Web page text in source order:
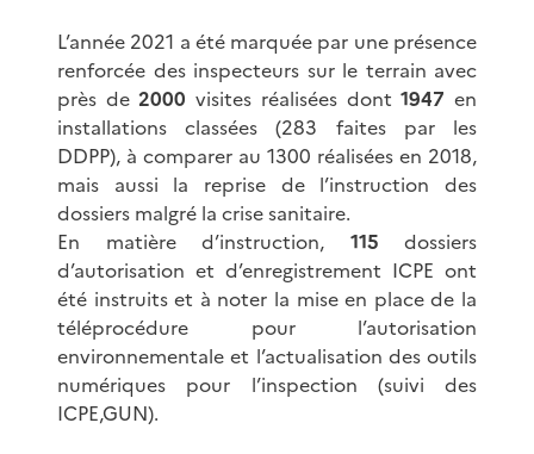
L’année 2021 a été marquée par une présence
renforcée des inspecteurs sur le terrain avec
près de2000 visites réalisées dont1947 en
installations classées (283 faites par les
DDPP), à comparer au 1300 réalisées en 2018,
mais aussi la reprise de l’instruction des
dossiers malgré la crise sanitaire.
En matière d’instruction, 115 dossiers
d’autorisation et d’enregistrement ICPE ont
été instruits et à noter la mise en place de la
téléprocédure pour l’autorisation
environnementale et l’actualisation des outils
numériques pour l’inspection (suivi des
ICPE,GUN).